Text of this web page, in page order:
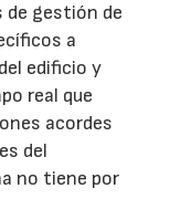
gestión de
a
edificio y
real que
acordes
del
no tiene por